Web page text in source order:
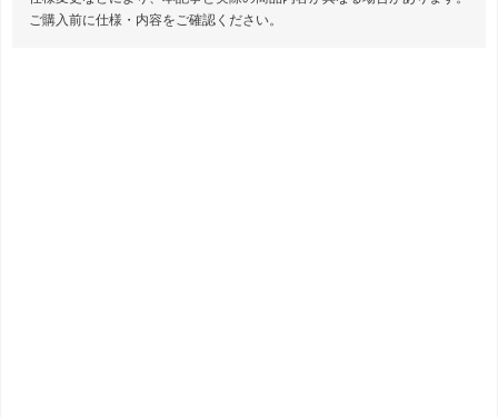
ご購入前に仕様・内容をご確認ください。